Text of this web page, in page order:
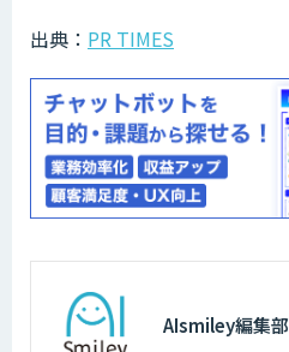
出典： PR TIMES
AIsmiley編集部